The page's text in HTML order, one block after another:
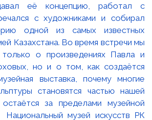
её концепцию, работал с
с художниками и собирал
одной из самых известных
Казахстана. Во время встречи мы
о произведениях Павла и
но и о том, как создаётся
выставка, почему многие
становятся частью нашей
за пределами музейной
Национальный музей искусств РК